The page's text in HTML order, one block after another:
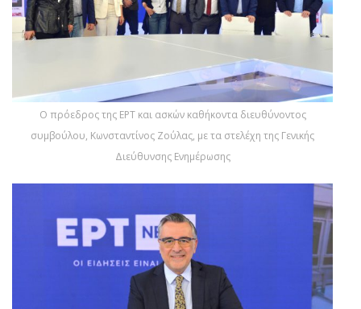
Ο πρόεδρος της ΕΡΤ και ασκών καθήκοντα διευθύνοντος
συμβούλου, Κωνσταντίνος Ζούλας, με τα στελέχη της Γενικής
Διεύθυνσης Ενημέρωσης